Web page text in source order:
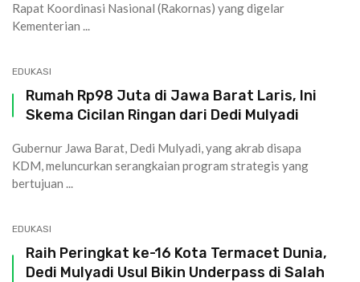
Rapat Koordinasi Nasional (Rakornas) yang digelar
Kementerian ...
EDUKASI
Rumah Rp98 Juta di Jawa Barat Laris, Ini
Skema Cicilan Ringan dari Dedi Mulyadi
Gubernur Jawa Barat, Dedi Mulyadi, yang akrab disapa
KDM, meluncurkan serangkaian program strategis yang
bertujuan ...
EDUKASI
Raih Peringkat ke-16 Kota Termacet Dunia,
Dedi Mulyadi Usul Bikin Underpass di Salah